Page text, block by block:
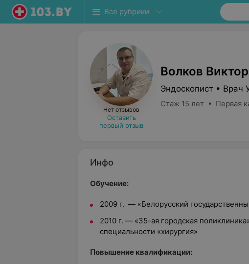
Все рубрики
Нет отзывов
Оставить
первый отзыв
Волков
Эндоскопист • Врач
Стаж 15 лет • Первая
Инфо
Обучение:
2009 г. — «Белорусский
2010 г. — «35-ая городская
специальности «хирургия»
Повышение квалификации: